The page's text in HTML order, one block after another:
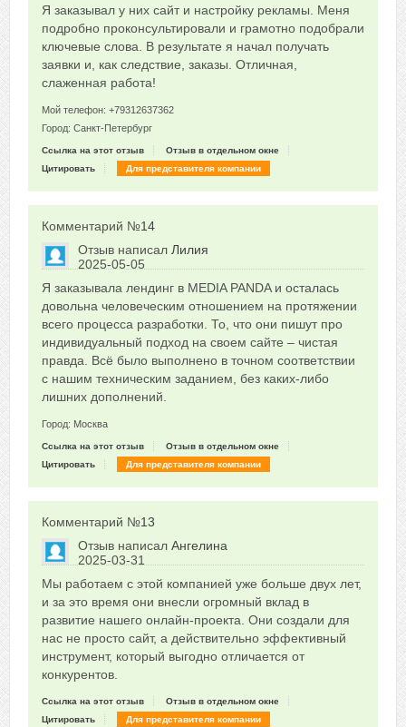
0
Сказать друзьям об отзыве
Я заказывал у них сайт и настройку рекламы. Меня
подробно проконсультировали и грамотно подобрали
ключевые слова. В результате я начал получать
заявки и, как следствие, заказы. Отличная,
слаженная работа!
Мой телефон: +79312637362
Город: Санкт-Петербург
Ссылка на этот отзыв
Отзыв в отдельном окне
Цитировать
Для представителя компании
Комментарий №14
Отзыв написал Лилия
2025-05-05
0
Сказать друзьям об отзыве
Я заказывала лендинг в MEDIA PANDA и осталась
довольна человеческим отношением на протяжении
всего процесса разработки. То, что они пишут про
индивидуальный подход на своем сайте – чистая
правда. Всё было выполнено в точном соответствии
с нашим техническим заданием, без каких-либо
лишних дополнений.
Город: Москва
Ссылка на этот отзыв
Отзыв в отдельном окне
Цитировать
Для представителя компании
Комментарий №13
Отзыв написал Ангелина
2025-03-31
0
Сказать друзьям об отзыве
Мы работаем с этой компанией уже больше двух лет,
и за это время они внесли огромный вклад в
развитие нашего онлайн-проекта. Они создали для
нас не просто сайт, а действительно эффективный
инструмент, который выгодно отличается от
конкурентов.
Ссылка на этот отзыв
Отзыв в отдельном окне
Цитировать
Для представителя компании